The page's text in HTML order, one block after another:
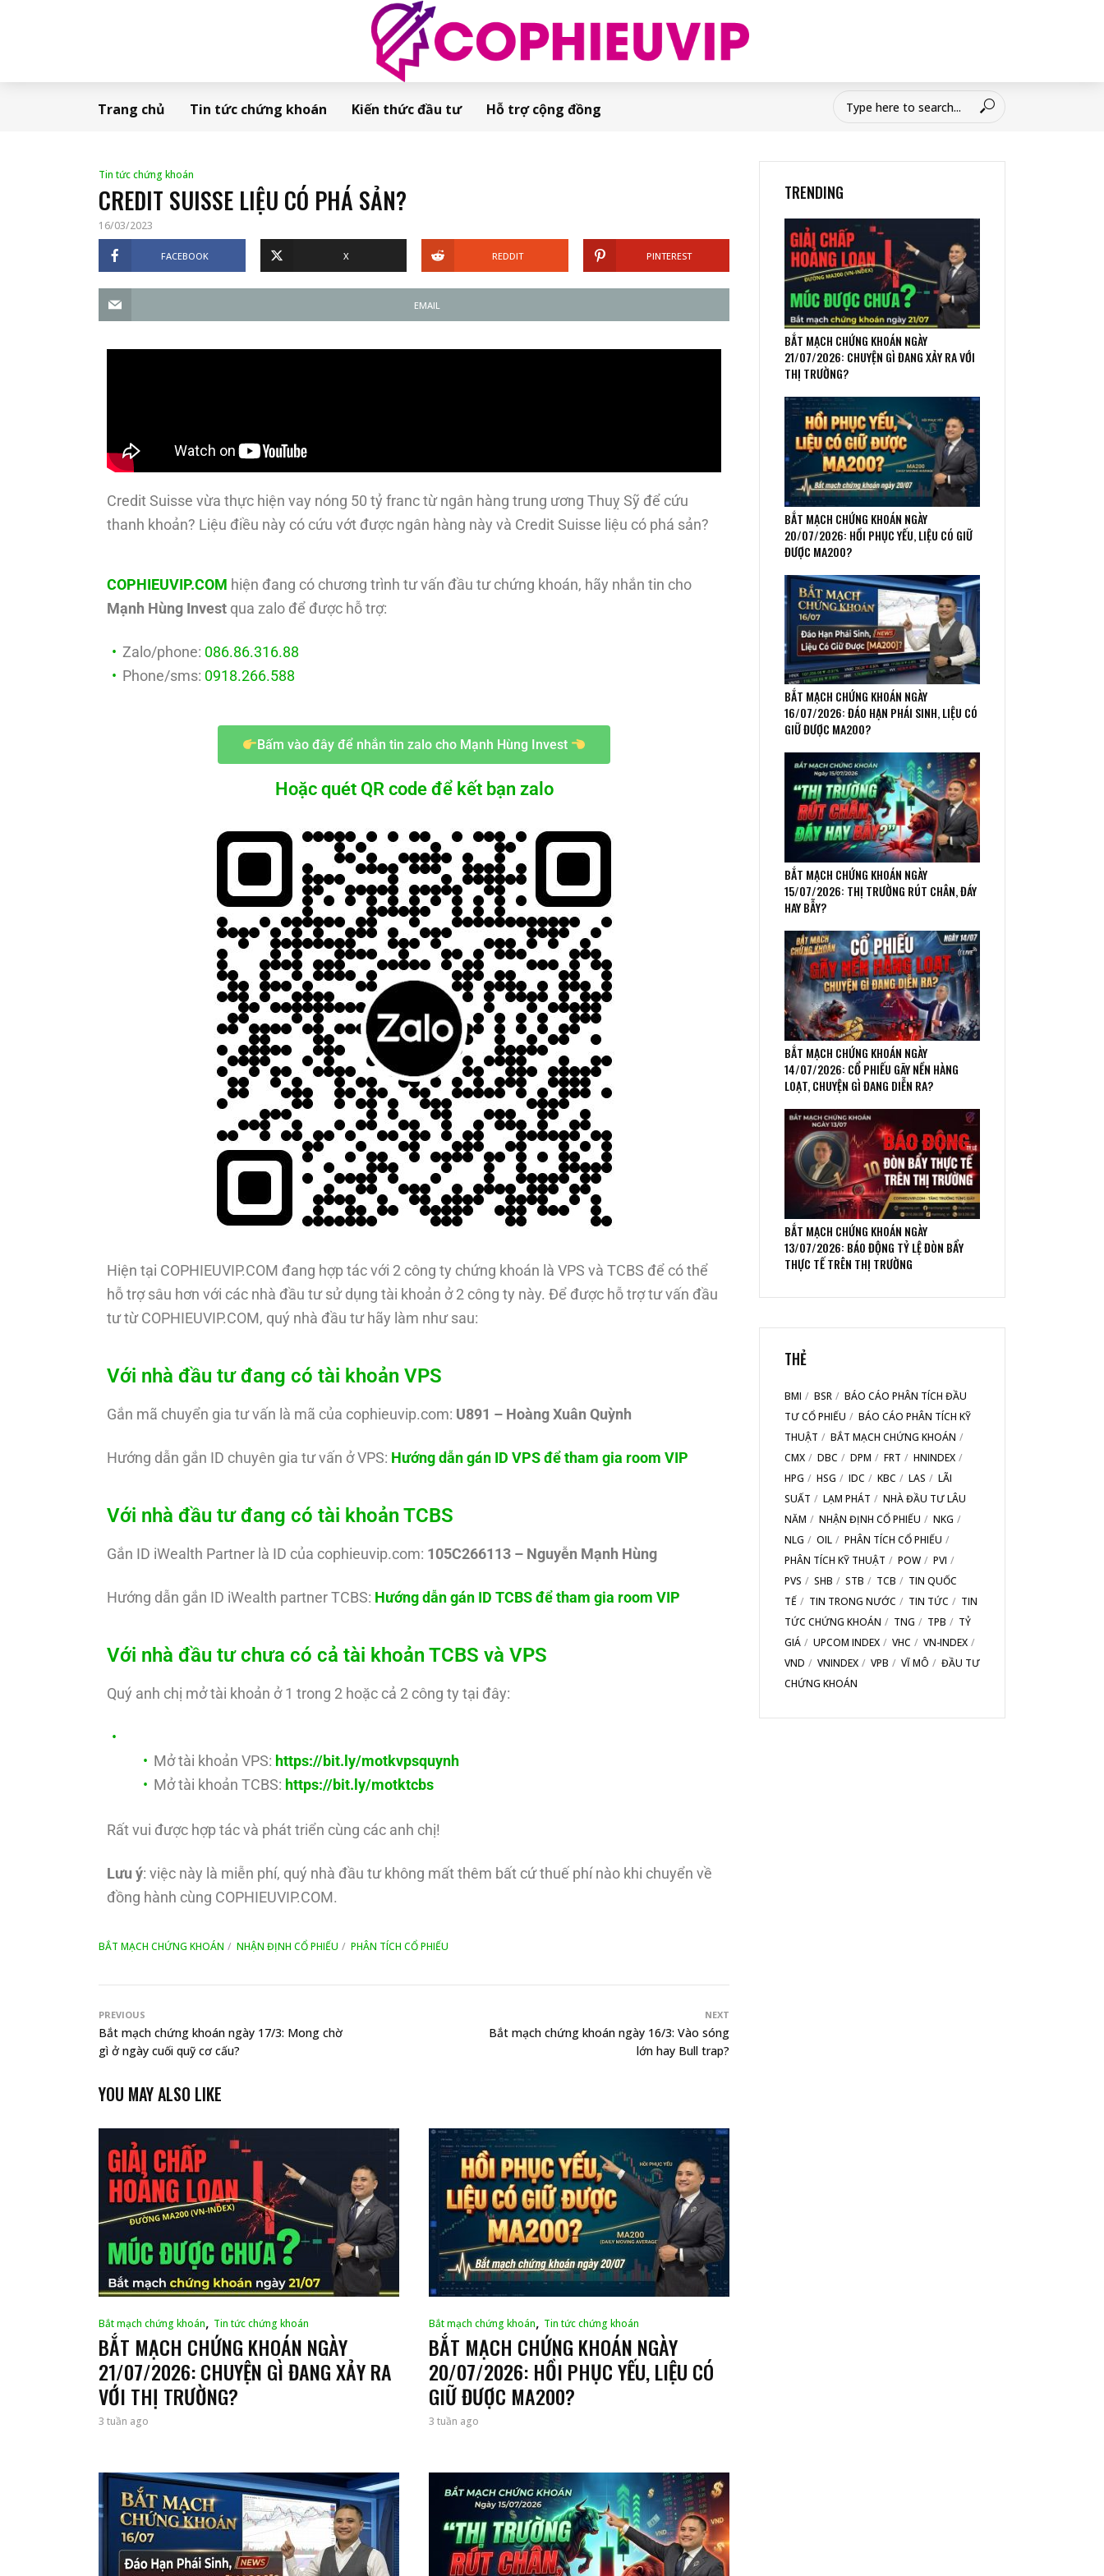
Trang chủ Tin tức chứng khoán Kiến thức đầu tư Hỗ trợ cộng đồng
Tin tức chứng khoán
CREDIT SUISSE LIỆU CÓ PHÁ SẢN?
16/03/2023
FACEBOOK X REDDIT PINTEREST
EMAIL
Credit Suisse vừa thực hiện vay nóng 50 tỷ franc từ ngân hàng trung ương Thuỵ Sỹ để cứu
thanh khoản? Liệu điều này có cứu vớt được ngân hàng này và Credit Suisse liệu có phá sản?
COPHIEUVIP.COM hiện đang có chương trình tư vấn đầu tư chứng khoán, hãy nhắn tin cho
Mạnh Hùng Invest qua zalo để được hỗ trợ:
Zalo/phone: 086.86.316.88
Phone/sms: 0918.266.588
Bấm vào đây để nhắn tin zalo cho Mạnh Hùng Invest
Hoặc quét QR code để kết bạn zalo
Hiện tại COPHIEUVIP.COM đang hợp tác với 2 công ty chứng khoán là VPS và TCBS để có thể
hỗ trợ sâu hơn với các nhà đầu tư sử dụng tài khoản ở 2 công ty này. Để được hỗ trợ tư vấn đầu
tư từ COPHIEUVIP.COM, quý nhà đầu tư hãy làm như sau:
Với nhà đầu tư đang có tài khoản VPS
Gắn mã chuyển gia tư vấn là mã của cophieuvip.com: U891 – Hoàng Xuân Quỳnh
Hướng dẫn gắn ID chuyên gia tư vấn ở VPS: Hướng dẫn gán ID VPS để tham gia room VIP
Với nhà đầu tư đang có tài khoản TCBS
Gắn ID iWealth Partner là ID của cophieuvip.com: 105C266113 – Nguyễn Mạnh Hùng
Hướng dẫn gắn ID iWealth partner TCBS: Hướng dẫn gán ID TCBS để tham gia room VIP
Với nhà đầu tư chưa có cả tài khoản TCBS và VPS
Quý anh chị mở tài khoản ở 1 trong 2 hoặc cả 2 công ty tại đây:
Mở tài khoản VPS: https://bit.ly/motkvpsquynh
Mở tài khoản TCBS: https://bit.ly/motktcbs
Rất vui được hợp tác và phát triển cùng các anh chị!
Lưu ý: việc này là miễn phí, quý nhà đầu tư không mất thêm bất cứ thuế phí nào khi chuyển về
đồng hành cùng COPHIEUVIP.COM.
BẮT MẠCH CHỨNG KHOÁN NHẬN ĐỊNH CỔ PHIẾU PHÂN TÍCH CỔ PHIẾU
PREVIOUS
Bắt mạch chứng khoán ngày 17/3: Mong chờ
gì ở ngày cuối quỹ cơ cấu?
NEXT
Bắt mạch chứng khoán ngày 16/3: Vào sóng
lớn hay Bull trap?
YOU MAY ALSO LIKE
Bắt mạch chứng khoán, Tin tức chứng khoán
BẮT MẠCH CHỨNG KHOÁN NGÀY
21/07/2026: CHUYỆN GÌ ĐANG XẢY RA
VỚI THỊ TRƯỜNG?
3 tuần ago
Bắt mạch chứng khoán, Tin tức chứng khoán
BẮT MẠCH CHỨNG KHOÁN NGÀY
20/07/2026: HỒI PHỤC YẾU, LIỆU CÓ
GIỮ ĐƯỢC MA200?
3 tuần ago
TRENDING
BẮT MẠCH CHỨNG KHOÁN NGÀY
21/07/2026: CHUYỆN GÌ ĐANG XẢY RA VỚI
THỊ TRƯỜNG?
BẮT MẠCH CHỨNG KHOÁN NGÀY
20/07/2026: HỒI PHỤC YẾU, LIỆU CÓ GIỮ
ĐƯỢC MA200?
BẮT MẠCH CHỨNG KHOÁN NGÀY
16/07/2026: ĐÁO HẠN PHÁI SINH, LIỆU CÓ
GIỮ ĐƯỢC MA200?
BẮT MẠCH CHỨNG KHOÁN NGÀY
15/07/2026: THỊ TRƯỜNG RÚT CHÂN, ĐÁY
HAY BẪY?
BẮT MẠCH CHỨNG KHOÁN NGÀY
14/07/2026: CỔ PHIẾU GÃY NỀN HÀNG
LOẠT, CHUYỆN GÌ ĐANG DIỄN RA?
BẮT MẠCH CHỨNG KHOÁN NGÀY
13/07/2026: BÁO ĐỘNG TỶ LỆ ĐÒN BẨY
THỰC TẾ TRÊN THỊ TRƯỜNG
THẺ
BMI BSR
BÁO CÁO PHÂN TÍCH ĐẦU
TƯ CỔ PHIẾU
BÁO CÁO PHÂN TÍCH KỸ
THUẬT
BẮT MẠCH CHỨNG KHOÁN
CMX
DBC DPM FRT
HNINDEX
HPG
HSG IDC KBC LAS
LÃI
SUẤT
LẠM PHÁT
NHÀ ĐẦU TƯ LÂU
NĂM
NHẬN ĐỊNH CỔ PHIẾU
NKG
NLG
OIL
PHÂN TÍCH CỔ PHIẾU
PHÂN TÍCH KỸ THUẬT
POW
PVI
PVS
SHB STB TCB
TIN QUỐC
TẾ
TIN TRONG NƯỚC TIN TỨC
TIN
TỨC CHỨNG KHOÁN
TNG TPB
TỶ
GIÁ
UPCOM INDEX VHC
VN-INDEX
VND
VNINDEX VPB VĨ MÔ
ĐẦU TƯ
CHỨNG KHOÁN